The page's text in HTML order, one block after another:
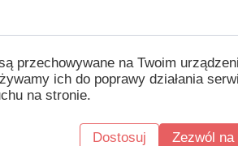
przechowywane na Twoim
ich do poprawy działania
na stronie.
Dostosuj Zezwól